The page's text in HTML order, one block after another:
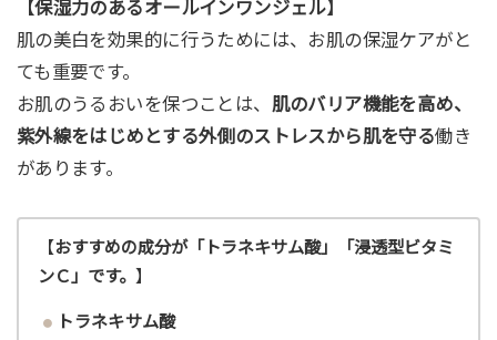
【保湿力のあるオールインワンジェル】
肌の美白を効果的に行うためには、お肌の保湿ケアがと
ても重要です。
お肌のうるおいを保つことは、 肌のバリア機能を高め、
紫外線をはじめとする外側のストレスから肌を守る働き
があります。
【おすすめの成分が「トラネキサム酸」「浸透型ビタミ
ンＣ」です。 】
トラネキサム酸